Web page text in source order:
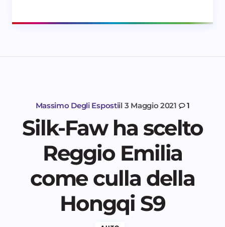
Massimo Degli Espostiil 3 Maggio 2021 1
Silk-Faw ha scelto
Reggio Emilia
come culla della
Hongqi S9